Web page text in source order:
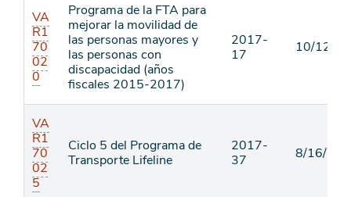
VA
R1
70
02
0
Programa de la FTA para
mejorar la movilidad de
las personas mayores y
las personas con
discapacidad (años
fiscales 2015-2017)
2017-
17
10/12/17
VA
R1
70
02
5
Ciclo 5 del Programa de
Transporte Lifeline
2017-
37
8/16/18